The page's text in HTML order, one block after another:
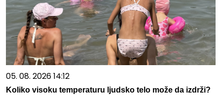
05. 08. 2026 14:12
Koliko visoku temperaturu ljudsko telo može da izdrži?